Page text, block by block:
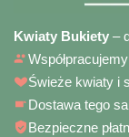
Kwiaty Bukiety –
Świeże kwiaty i
Dostawa tego
Bezpieczne